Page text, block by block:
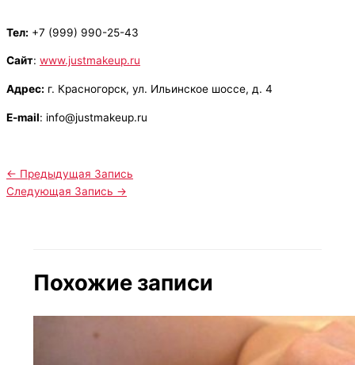
Тел: +7 (999) 990-25-43
Сайт: www.justmakeup.ru
Адрес: г. Красногорск, ул. Ильинское шоссе, д. 4
E-mail: info@justmakeup.ru
← Предыдущая Запись
Следующая Запись →
Похожие записи